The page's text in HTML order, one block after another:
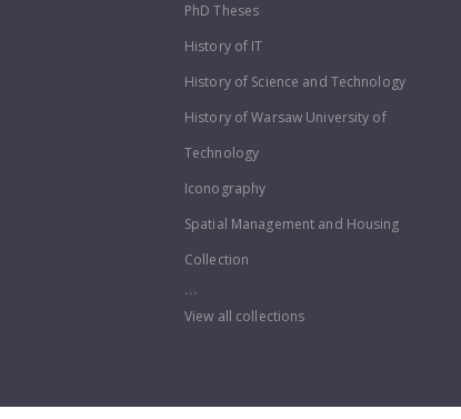
PhD Theses
History of IT
History of Science and Technology
History of Warsaw University of
Technology
Iconography
Spatial Management and Housing
Collection
...
View all collections